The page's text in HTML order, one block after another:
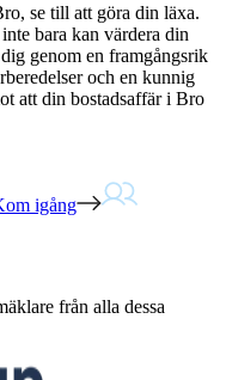
se till att göra din läxa.
bara kan värdera din
genom en framgångsrik
och en kunnig
att din bostadsaffär i Bro
igång
från alla dessa